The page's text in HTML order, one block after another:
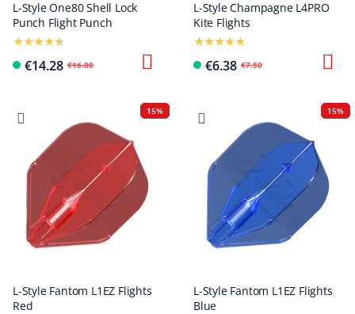
L-Style One80 Shell Lock
Punch Flight Punch
€14.28 €16.80
L-Style Champagne L4PRO
Kite Flights
€6.38 €7.50
15%
L-Style Fantom L1EZ Flights
Red
15%
L-Style Fantom L1EZ Flights
Blue